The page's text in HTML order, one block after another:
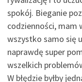
spokój. Bieganie
codzienności, mam
wszystko samo się
naprawdę super
wszelkich
W błędzie byłby